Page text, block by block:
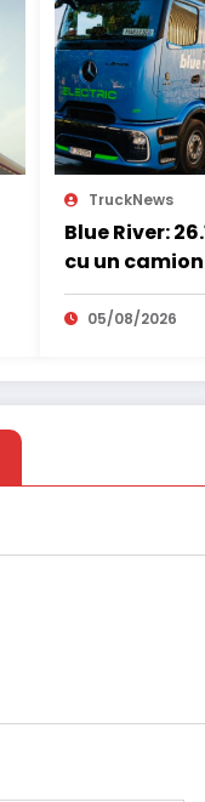
TruckNews
Blue River:
cu un camion
electric în
internațional
05/08/2026